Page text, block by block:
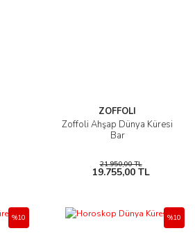
ZOFFOLI
Zoffoli Ahşap Dünya Küresi
Bar
21.950,00 TL
19.755,00 TL
%10 %10